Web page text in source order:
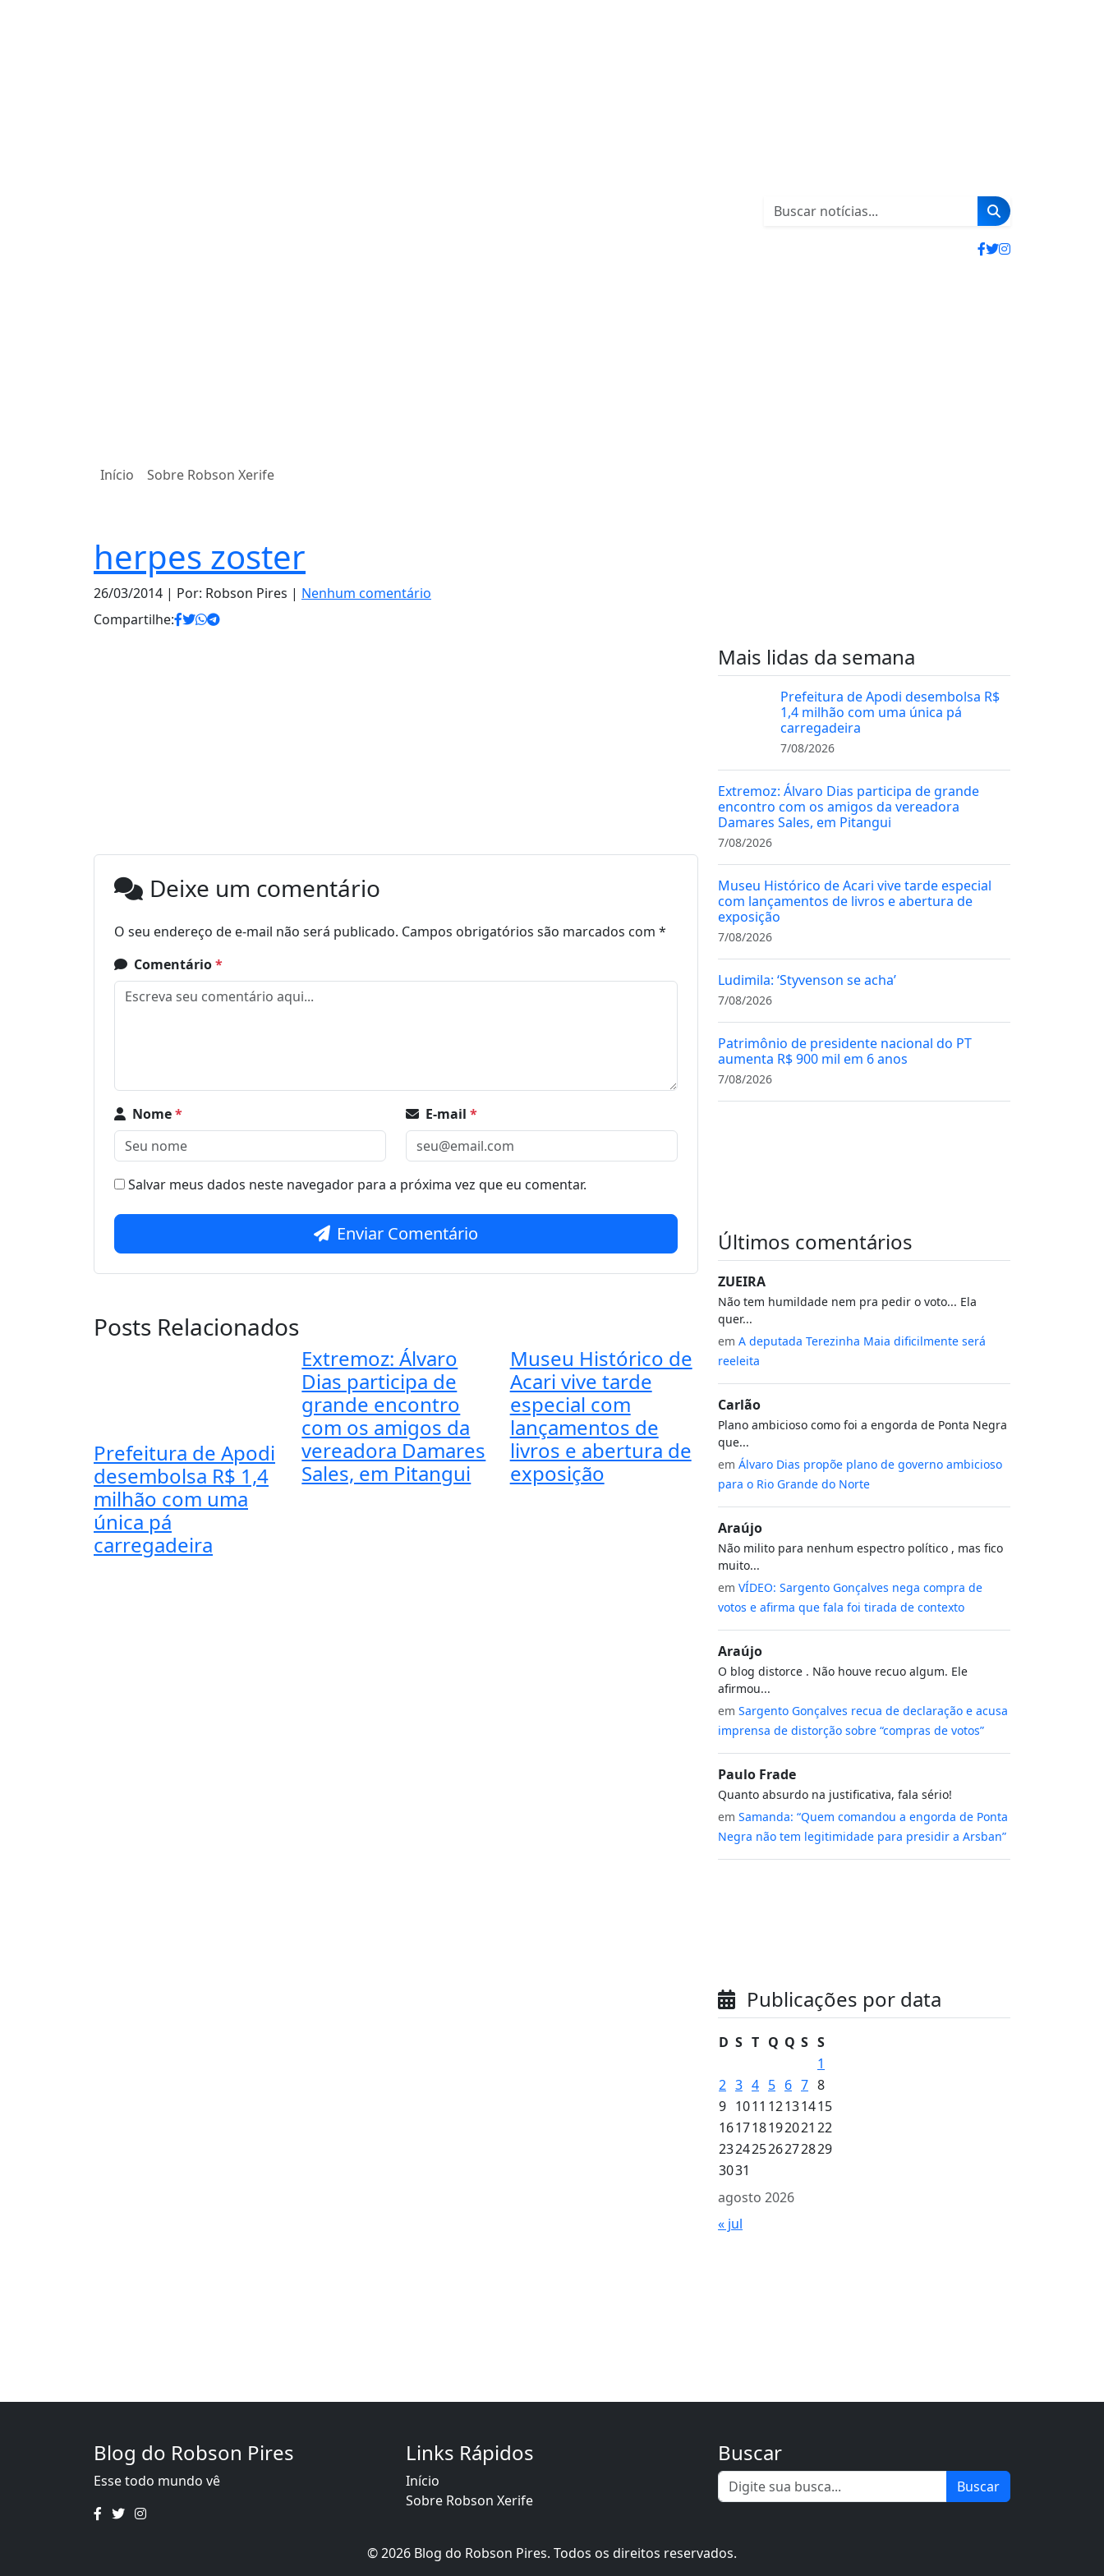
Início Sobre Robson Xerife
herpes zoster
26/03/2014 | Por: Robson Pires | Nenhum comentário
Compartilhe:
Deixe um comentário
O seu endereço de e-mail não será publicado. Campos obrigatórios são marcados com *
Comentário*
Nome* E-mail *
Salvar meus dados neste navegador para a próxima vez que eu comentar.
Enviar Comentário
Posts Relacionados
Prefeitura de Apodi
desembolsa R$ 1,4
milhão com uma
única pá
carregadeira
Extremoz: Álvaro
Dias participa de
grande encontro
com os amigos da
vereadora Damares
Sales, em Pitangui
Museu Histórico de
Acari vive tarde
especial com
lançamentos de
livros e abertura de
exposição
Mais lidas da semana
Prefeitura de Apodi desembolsa R$
1,4 milhão com uma única pá
carregadeira
7/08/2026
Extremoz: Álvaro Dias participa de grande
encontro com os amigos da vereadora
Damares Sales, em Pitangui
7/08/2026
Museu Histórico de Acari vive tarde especial
com lançamentos de livros e abertura de
exposição
7/08/2026
Ludimila: ‘Styvenson se acha’
7/08/2026
Patrimônio de presidente nacional do PT
aumenta R$ 900 mil em 6 anos
7/08/2026
Últimos comentários
ZUEIRA
Não tem humildade nem pra pedir o voto... Ela
quer...
em A deputada Terezinha Maia dificilmente será
reeleita
Carlão
Plano ambicioso como foi a engorda de Ponta Negra
que...
em Álvaro Dias propõe plano de governo ambicioso
para o Rio Grande do Norte
Araújo
Não milito para nenhum espectro político , mas fico
muito...
em VÍDEO: Sargento Gonçalves nega compra de
votos e afirma que fala foi tirada de contexto
Araújo
O blog distorce . Não houve recuo algum. Ele
afirmou...
em Sargento Gonçalves recua de declaração e acusa
imprensa de distorção sobre “compras de votos”
Paulo Frade
Quanto absurdo na justificativa, fala sério!
em Samanda: “Quem comandou a engorda de Ponta
Negra não tem legitimidade para presidir a Arsban”
Publicações por data
agosto 2026
D S T Q Q S S
1
2 3 4 5 6 7 8
9 1011 12131415
161718192021 22
23242526272829
3031
« jul
Blog do Robson Pires
Esse todo mundo vê
Links Rápidos
Início
Sobre Robson Xerife
Buscar
Buscar
© 2026 Blog do Robson Pires. Todos os direitos reservados.